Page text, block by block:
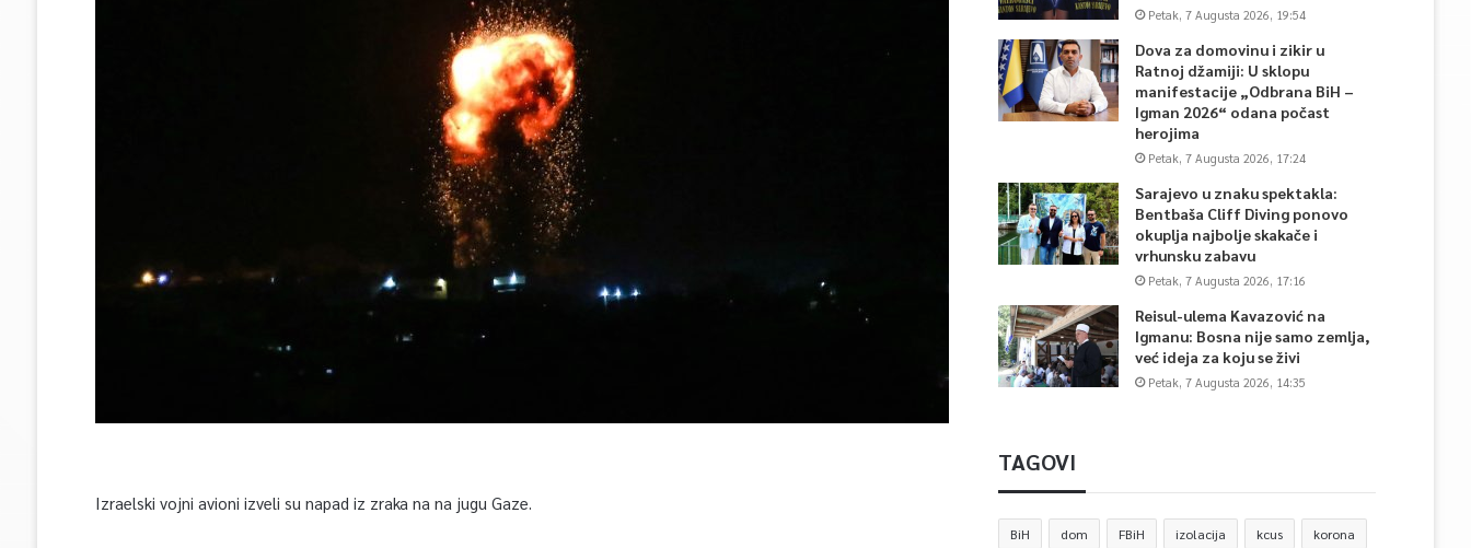
Izraelski vojni avioni izveli su napad iz zraka na na jugu Gaze.
Petak, 7 Augusta 2026, 19:54
Dova za domovinu i zikir u
Ratnoj džamiji: U sklopu
manifestacije „Odbrana BiH –
Igman 2026“ odana počast
herojima
Petak, 7 Augusta 2026, 17:24
Sarajevo u znaku spektakla:
Bentbaša Cliff Diving ponovo
okuplja najbolje skakače i
vrhunsku zabavu
Petak, 7 Augusta 2026, 17:16
Reisul-ulema Kavazović na
Igmanu: Bosna nije samo zemlja,
već ideja za koju se živi
Petak, 7 Augusta 2026, 14:35
TAGOVI
BiH dom FBiH izolacija kcus korona